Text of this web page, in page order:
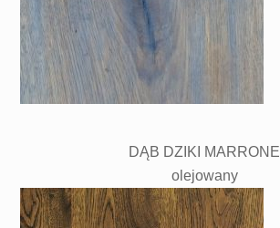
DĄB DZIKI MARRONE
olejowany